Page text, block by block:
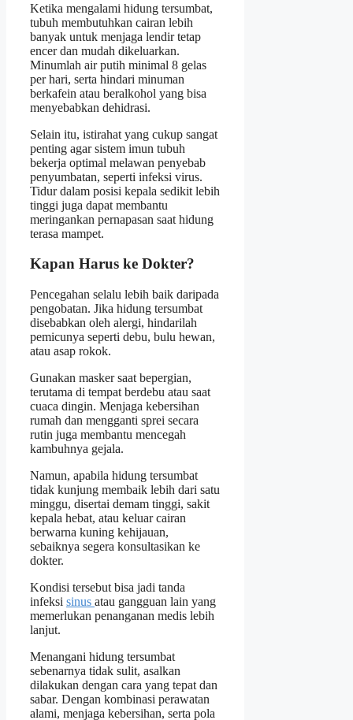
Ketika mengalami hidung tersumbat,
tubuh membutuhkan cairan lebih
banyak untuk menjaga lendir tetap
encer dan mudah dikeluarkan.
Minumlah air putih minimal 8 gelas
per hari, serta hindari minuman
berkafein atau beralkohol yang bisa
menyebabkan dehidrasi.
Selain itu, istirahat yang cukup sangat
penting agar sistem imun tubuh
bekerja optimal melawan penyebab
penyumbatan, seperti infeksi virus.
Tidur dalam posisi kepala sedikit lebih
tinggi juga dapat membantu
meringankan pernapasan saat hidung
terasa mampet.
Kapan Harus ke Dokter?
Pencegahan selalu lebih baik daripada
pengobatan. Jika hidung tersumbat
disebabkan oleh alergi, hindarilah
pemicunya seperti debu, bulu hewan,
atau asap rokok.
Gunakan masker saat bepergian,
terutama di tempat berdebu atau saat
cuaca dingin. Menjaga kebersihan
rumah dan mengganti sprei secara
rutin juga membantu mencegah
kambuhnya gejala.
Namun, apabila hidung tersumbat
tidak kunjung membaik lebih dari satu
minggu, disertai demam tinggi, sakit
kepala hebat, atau keluar cairan
berwarna kuning kehijauan,
sebaiknya segera konsultasikan ke
dokter.
Kondisi tersebut bisa jadi tanda
infeksi sinus atau gangguan lain yang
memerlukan penanganan medis lebih
lanjut.
Menangani hidung tersumbat
sebenarnya tidak sulit, asalkan
dilakukan dengan cara yang tepat dan
sabar. Dengan kombinasi perawatan
alami, menjaga kebersihan, serta pola